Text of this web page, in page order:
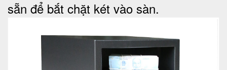
sẵn để bắt chặt két vào sàn.